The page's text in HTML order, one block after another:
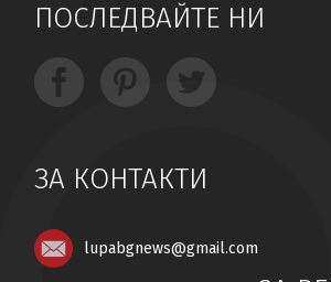
ПОСЛЕДВАЙТЕ НИ
ЗА КОНТАКТИ
lupabgnews@gmail.com